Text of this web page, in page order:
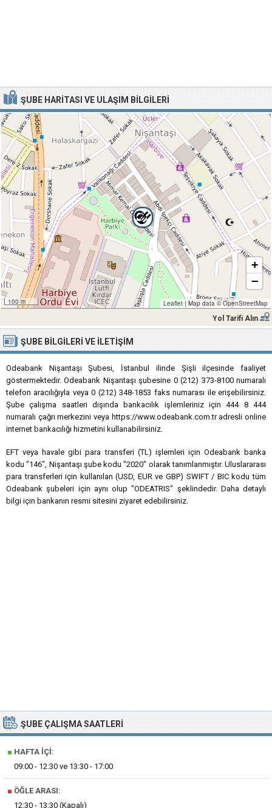
ŞUBE HARITASI VE ULAŞIM BILGILERI
100 m
+
−
Leaflet |Map data ©OpenStreetMap
Yol Tarifi Alın
ŞUBE BILGILERI VE İLETIŞIM
Odeabank Nişantaşı Şubesi, İstanbul ilinde Şişli ilçesinde faaliyet
göstermektedir. Odeabank Nişantaşı şubesine 0 (212) 373-8100 numaralı
telefon aracılığıyla veya 0 (212) 348-1853 faks numarası ile erişebilirsiniz.
Şube çalışma saatleri dışında bankacılık işlemleriniz için 444 8 444
numaralı çağrı merkezini veya https://www.odeabank.com.tr adresli online
internet bankacılığı hizmetini kullanabilirsiniz.
EFT veya havale gibi para transferi (TL) işlemleri için Odeabank banka
kodu "146", Nişantaşı şube kodu "2020" olarak tanımlanmıştır. Uluslararası
para transferleri için kullanılan (USD, EUR ve GBP) SWIFT / BIC kodu tüm
Odeabank şubeleri için aynı olup "ODEATRIS" şeklindedir. Daha detaylı
bilgi için bankanın resmi sitesini ziyaret edebilirsiniz.
ŞUBE ÇALIŞMA SAATLERI
■ HAFTA İÇI:
09:00 - 12:30 ve 13:30 - 17:00
■ ÖĞLE ARASI:
12:30 - 13:30 (Kapalı)